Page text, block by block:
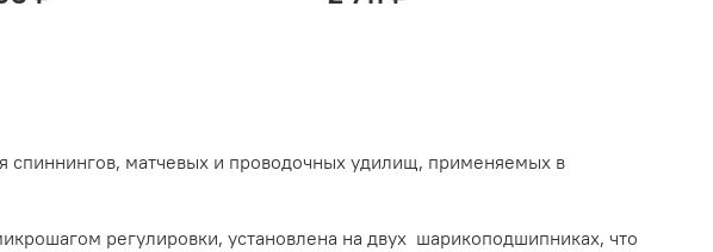
матчевых и проводочных удилищ, применяемых в
регулировки, установлена на двух шарикоподшипниках, что